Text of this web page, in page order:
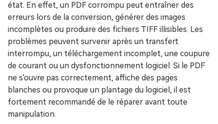
état. En effet, un PDF corrompu peut entraîner des
erreurs lors de la conversion, générer des images
incomplètes ou produire des fichiers TIFF illisibles. Les
problèmes peuvent survenir après un transfert
interrompu, un téléchargement incomplet, une coupure
de courant ou un dysfonctionnement logiciel. Si le PDF
ne s'ouvre pas correctement, affiche des pages
blanches ou provoque un plantage du logiciel, il est
fortement recommandé de le réparer avant toute
manipulation.